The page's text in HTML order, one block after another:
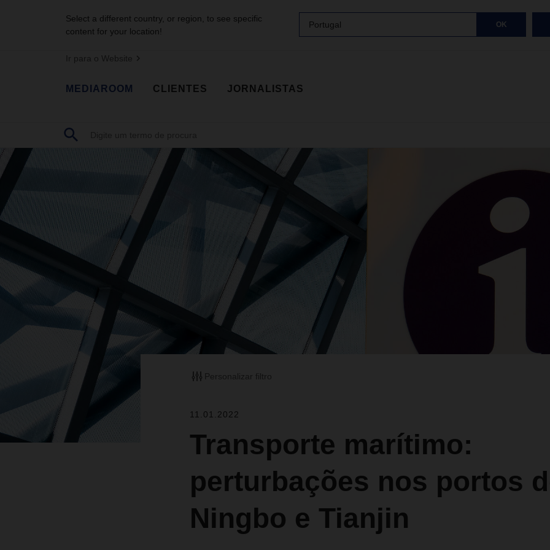
Select a different country, or region, to see specific
content for your location!
Portugal OK
Ir para o Website
MEDIAROOM CLIENTES JORNALISTAS
Personalizar filtro
11.01.2022
Transporte marítimo:
perturbações nos portos
Ningbo e Tianjin